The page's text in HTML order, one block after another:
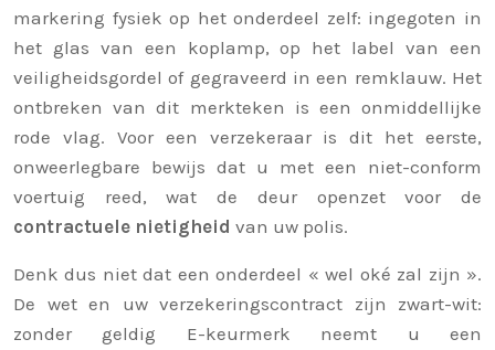
markering fysiek op het onderdeel zelf: ingegoten in
het glas van een koplamp, op het label van een
veiligheidsgordel of gegraveerd in een remklauw. Het
ontbreken van dit merkteken is een onmiddellijke
rode vlag. Voor een verzekeraar is dit het eerste,
onweerlegbare bewijs dat u met een niet-conform
voertuig reed, wat de deur openzet voor de
contractuele nietigheid van uw polis.
Denk dus niet dat een onderdeel « wel oké zal zijn ».
De wet en uw verzekeringscontract zijn zwart-wit:
zonder geldig E-keurmerk neemt u een